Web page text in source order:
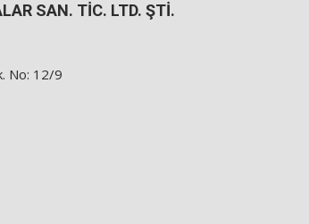
SAN. TİC. LTD. ŞTİ.
No: 12/9